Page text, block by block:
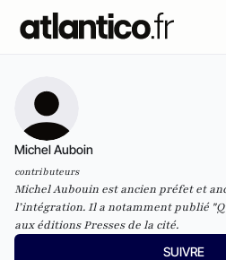
Michel Auboin
contributeurs
Michel Aubouin est ancien préfet et
l’intégration. Il a notamment publié
aux éditions Presses de la cité.
SUIVRE